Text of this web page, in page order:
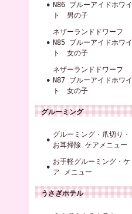
N86 ブルーアイドホワイ
ト 男の子
ネザーランドドワーフ
N85 ブルーアイドホワイ
ト 女の子
ネザーランドドワーフ
N87 ブルーアイドホワイ
ト 女の子
グルーミング
グルーミング・爪切り・
お耳掃除 ケアメニュー
お手軽グルーミング・ケ
ア メニュー
うさぎホテル